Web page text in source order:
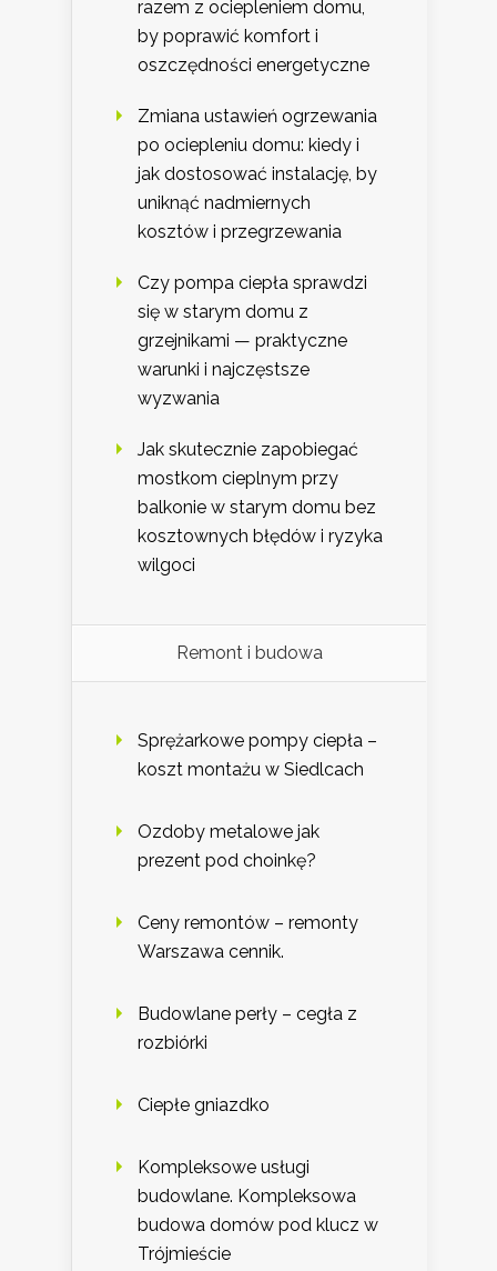
razem z ociepleniem domu,
by poprawić komfort i
oszczędności energetyczne
Zmiana ustawień ogrzewania
po ociepleniu domu: kiedy i
jak dostosować instalację, by
uniknąć nadmiernych
kosztów i przegrzewania
Czy pompa ciepła sprawdzi
się w starym domu z
grzejnikami — praktyczne
warunki i najczęstsze
wyzwania
Jak skutecznie zapobiegać
mostkom cieplnym przy
balkonie w starym domu bez
kosztownych błędów i ryzyka
wilgoci
Remont i budowa
Sprężarkowe pompy ciepła –
koszt montażu w Siedlcach
Ozdoby metalowe jak
prezent pod choinkę?
Ceny remontów – remonty
Warszawa cennik.
Budowlane perły – cegła z
rozbiórki
Ciepłe gniazdko
Kompleksowe usługi
budowlane. Kompleksowa
budowa domów pod klucz w
Trójmieście